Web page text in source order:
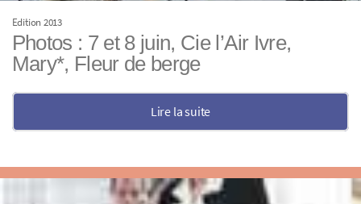
Edition 2013
Photos : 7 et 8 juin, Cie l’Air Ivre,
Mary*, Fleur de berge
Lire la suite